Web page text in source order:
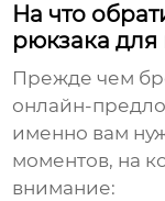
На что
рюкзака для
Прежде чем
онлайн-
именно вам
моментов, на
внимание: